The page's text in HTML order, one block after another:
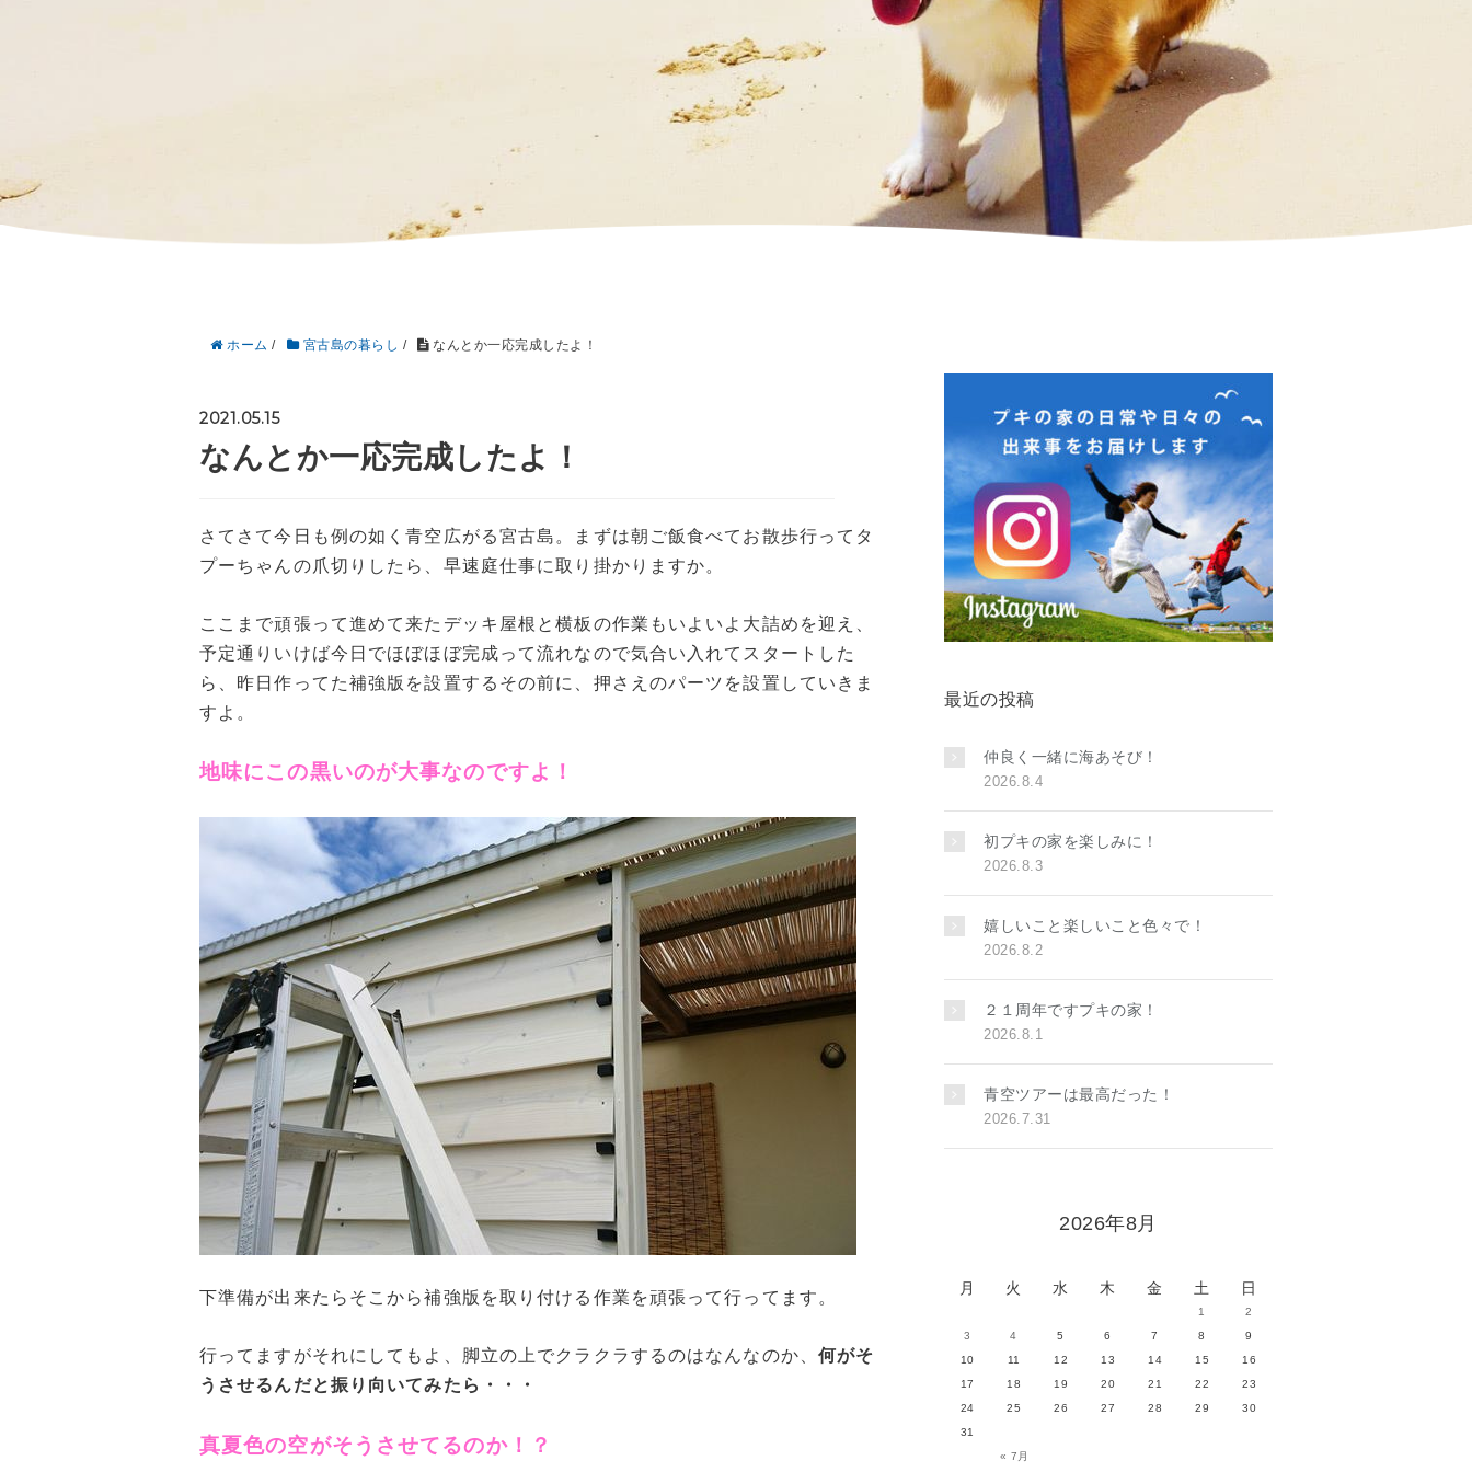
ホーム / 宮古島の暮らし / なんとか一応完成したよ！
2021.05.15
なんとか一応完成したよ！
さてさて今日も例の如く青空広がる宮古島。まずは朝ご飯食べてお散歩行ってタ
プーちゃんの爪切りしたら、早速庭仕事に取り掛かりますか。
ここまで頑張って進めて来たデッキ屋根と横板の作業もいよいよ大詰めを迎え、
予定通りいけば今日でほぼほぼ完成って流れなので気合い入れてスタートした
ら、昨日作ってた補強版を設置するその前に、押さえのパーツを設置していきま
すよ。
地味にこの黒いのが大事なのですよ！
下準備が出来たらそこから補強版を取り付ける作業を頑張って行ってます。
行ってますがそれにしてもよ、脚立の上でクラクラするのはなんなのか、 何がそ
うさせるんだと振り向いてみたら・・・
真夏色の空がそうさせてるのか！？
最近の投稿
仲良く一緒に海あそび！
2026.8.4
初プキの家を楽しみに！
2026.8.3
嬉しいこと楽しいこと色々で！
2026.8.2
２１周年ですプキの家！
2026.8.1
青空ツアーは最高だった！
2026.7.31
2026年8月
月 火 水 木 金 土 日
« 7月
1
2
3
4 5 6 7 8
9
10
11 12 13 14 15
16
17
18 19 20 21 22
23
24
25 26 27 28 29
30
31